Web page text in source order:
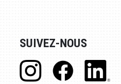
SUIVEZ-NOUS